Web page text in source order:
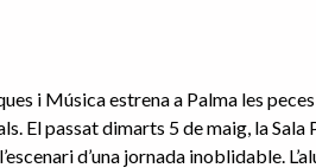
i Música estrena a Palma les
El passat dimarts 5 de maig, la Sala
d’una jornada inoblidable.